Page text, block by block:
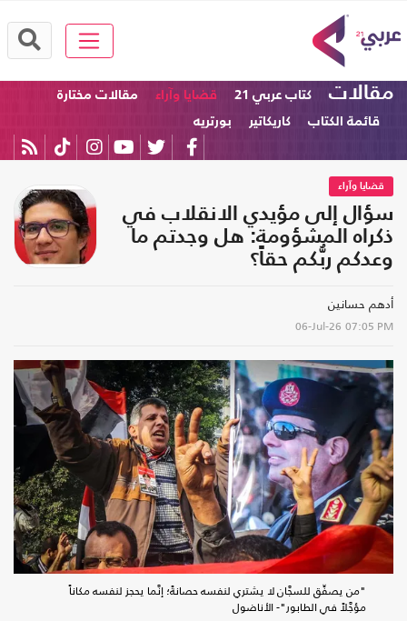
مقالات كتاب عربي 21 قضايا وآراء
مقالات مختارة
قائمة الكتاب
كاريكاتير بورتريه
قضايا وآراء
سؤال إلى مؤيدي الانقلاب في
ذكراه المشؤومة: هل وجدتم ما
وعدكم ربُّكم حقاً؟
أدهم حسانين
06-Jul-26 07:05 PM
"من يصفِّق للسجَّان لا يشتري لنفسه حصانةً؛ إنَّما يحجز لنفسه مكاناً
مؤجَّلاً في الطابور"- الأناضول